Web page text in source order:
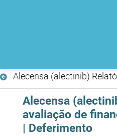
Alecensa
avaliação de
| Deferimento